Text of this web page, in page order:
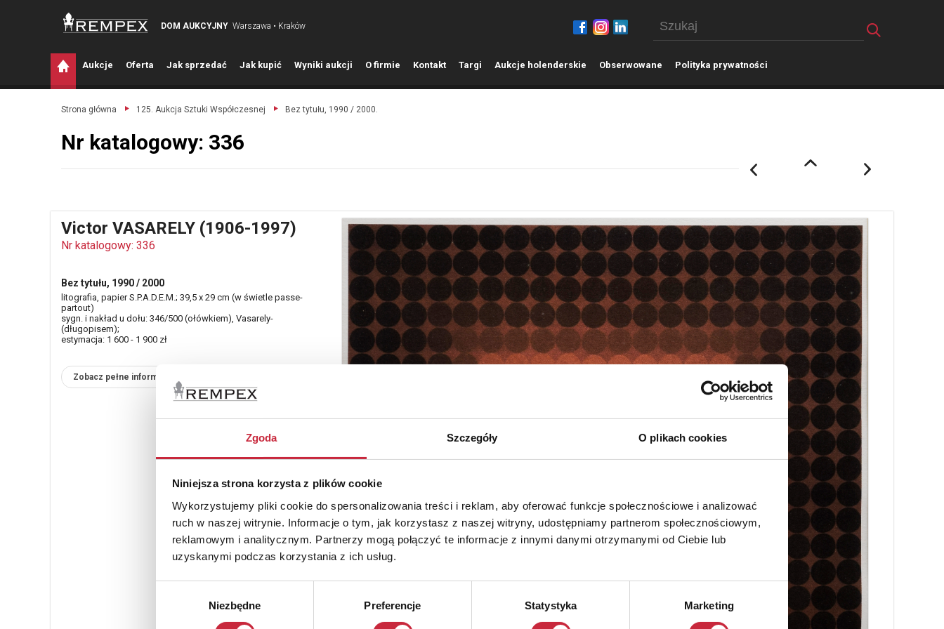
Zgoda Szczegóły O plikach cookies
Niniejsza strona korzysta z plików cookie
Wykorzystujemy pliki cookie do spersonalizowania treści i reklam, aby oferować funkcje społecznościowe i analizować
ruch w naszej witrynie. Informacje o tym, jak korzystasz z naszej witryny, udostępniamy partnerom społecznościowym,
reklamowym i analitycznym. Partnerzy mogą połączyć te informacje z innymi danymi otrzymanymi od Ciebie lub
uzyskanymi podczas korzystania z ich usług.
Niezbędne Preferencje Statystyka Marketing
DOM AUKCYJNY Warszawa • Kraków
Aukcje Oferta Jak sprzedać Jak kupić Wyniki aukcji O firmie Kontakt Targi Aukcje holenderskie Obserwowane Polityka prywatności
Strona główna 125. Aukcja Sztuki Współczesnej Bez tytułu, 1990 / 2000.
Nr katalogowy: 336
Victor VASARELY (1906-1997)
Nr katalogowy: 336
Bez tytułu, 1990 / 2000
litografia, papier S.P.A.D.E.M.; 39,5 x 29 cm (w świetle passe-
partout)
sygn. i nakład u dołu: 346/500 (ołówkiem), Vasarely-
(długopisem);
estymacja: 1 600 - 1 900 zł
Zobacz pełne informacje